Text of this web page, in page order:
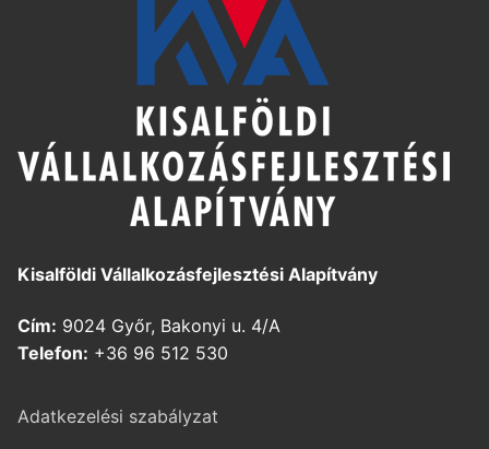
Kisalföldi Vállalkozásfejlesztési Alapítvány
Cím: 9024 Győr, Bakonyi u. 4/A
Telefon: +36 96 512 530
Adatkezelési szabályzat